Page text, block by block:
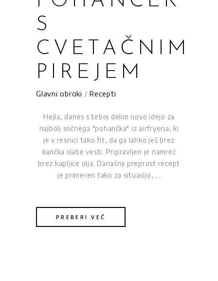
S
CVETAČNIM
PIREJEM
Glavni obroki / Recepti
Hejla, danes s teboj delim novo idejo za
najbolj sočnega "pohančka" iz airfryerja, ki
je v resnici tako fit, da ga lahko ješ brez
kančka slabe vesti. Pripravljen je namreč
brez kapljice olja. Današnji preprost recept
je primeren tako za situacijo,
PREBERI VEČ